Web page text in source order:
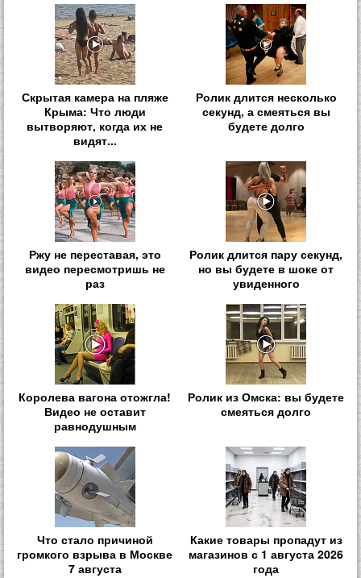
Скрытая камера на пляже
Крыма: Что люди
вытворяют, когда их не
видят...
Ролик длится несколько
секунд, а смеяться вы
будете долго
Ржу не переставая, это
видео пересмотришь не
раз
Ролик длится пару секунд,
но вы будете в шоке от
увиденного
Королева вагона отожгла!
Видео не оставит
равнодушным
Ролик из Омска: вы будете
смеяться долго
Что стало причиной
громкого взрыва в Москве
7 августа
Какие товары пропадут из
магазинов с 1 августа 2026
года